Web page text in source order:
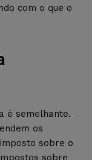
com o que o
é semelhante.
os
sobre o
sobre